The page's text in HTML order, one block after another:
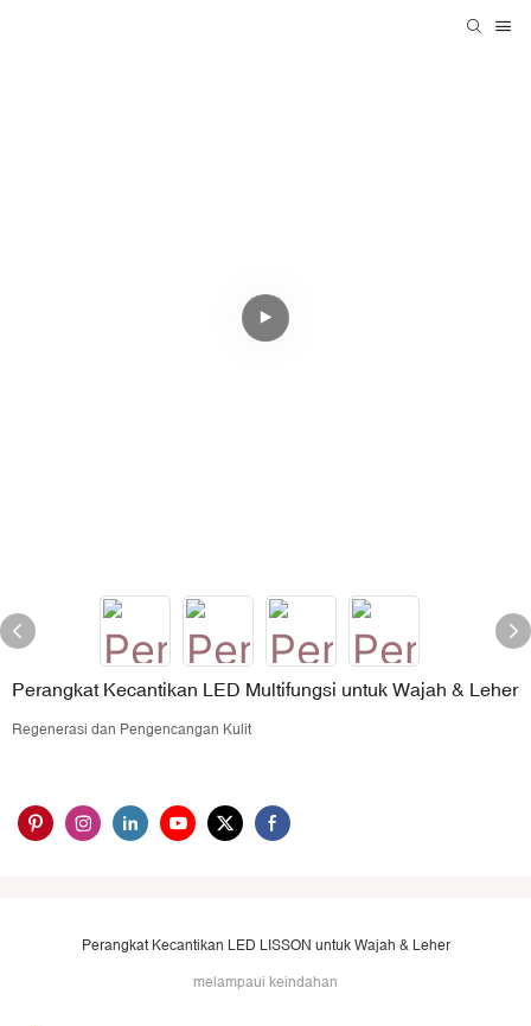
Perangkat Kecantikan LED Multifungsi untuk Wajah & Leher
Regenerasi dan Pengencangan Kulit
Perangkat Kecantikan LED LISSON untuk Wajah & Leher
melampaui keindahan